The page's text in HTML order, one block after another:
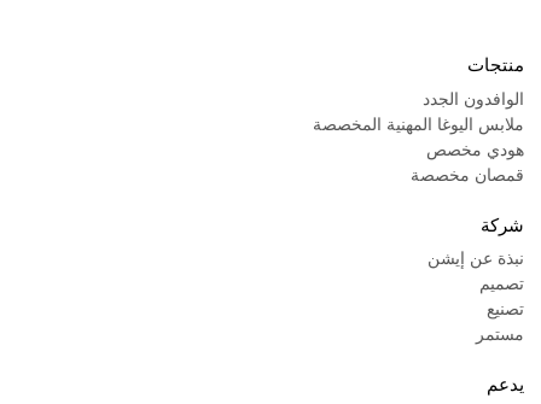
منتجات
الوافدون الجدد
ملابس اليوغا المهنية المخصصة
هودي مخصص
قمصان مخصصة
شركة
نبذة عن إيشن
تصميم
تصنيع
مستمر
يدعم